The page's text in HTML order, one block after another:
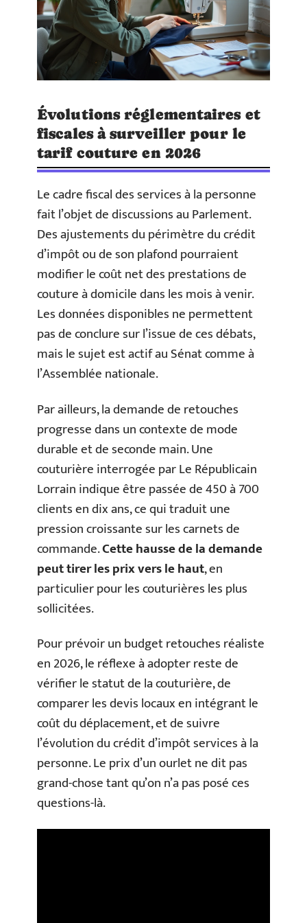
Évolutions réglementaires et
fiscales à surveiller pour le
tarif couture en 2026
Le cadre fiscal des services à la personne
fait l’objet de discussions au Parlement.
Des ajustements du périmètre du crédit
d’impôt ou de son plafond pourraient
modifier le coût net des prestations de
couture à domicile dans les mois à venir.
Les données disponibles ne permettent
pas de conclure sur l’issue de ces débats,
mais le sujet est actif au Sénat comme à
l’Assemblée nationale.
Par ailleurs, la demande de retouches
progresse dans un contexte de mode
durable et de seconde main. Une
couturière interrogée par Le Républicain
Lorrain indique être passée de 450 à 700
clients en dix ans, ce qui traduit une
pression croissante sur les carnets de
commande.Cette hausse de la demande
peut tirer les prix vers le haut, en
particulier pour les couturières les plus
sollicitées.
Pour prévoir un budget retouches réaliste
en 2026, le réflexe à adopter reste de
vérifier le statut de la couturière, de
comparer les devis locaux en intégrant le
coût du déplacement, et de suivre
l’évolution du crédit d’impôt services à la
personne. Le prix d’un ourlet ne dit pas
grand-chose tant qu’on n’a pas posé ces
questions-là.